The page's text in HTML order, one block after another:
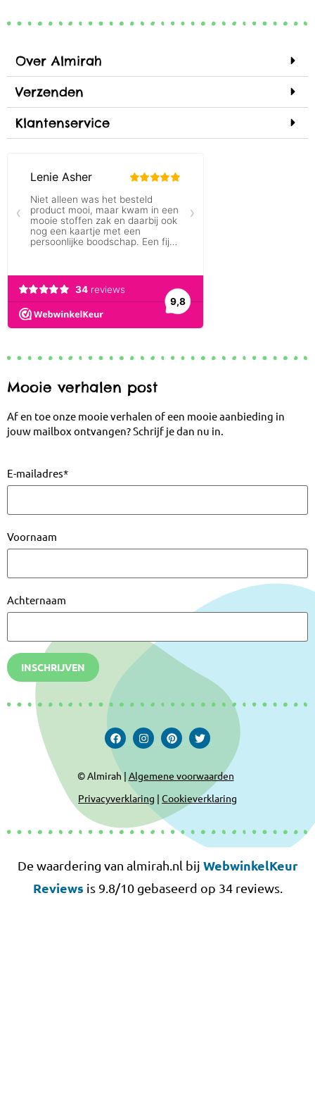
Over Almirah
Verzenden
Klantenservice
Mooie verhalen post
Af en toe onze mooie verhalen of een mooie aanbieding in
jouw mailbox ontvangen? Schrijf je dan nu in.
E-mailadres*
Voornaam
Achternaam
INSCHRIJVEN
© Almirah | Algemene voorwaarden
Privacyverklaring | Cookieverklaring
De waardering van almirah.nl bij WebwinkelKeur
Reviews is 9.8/10 gebaseerd op 34 reviews.